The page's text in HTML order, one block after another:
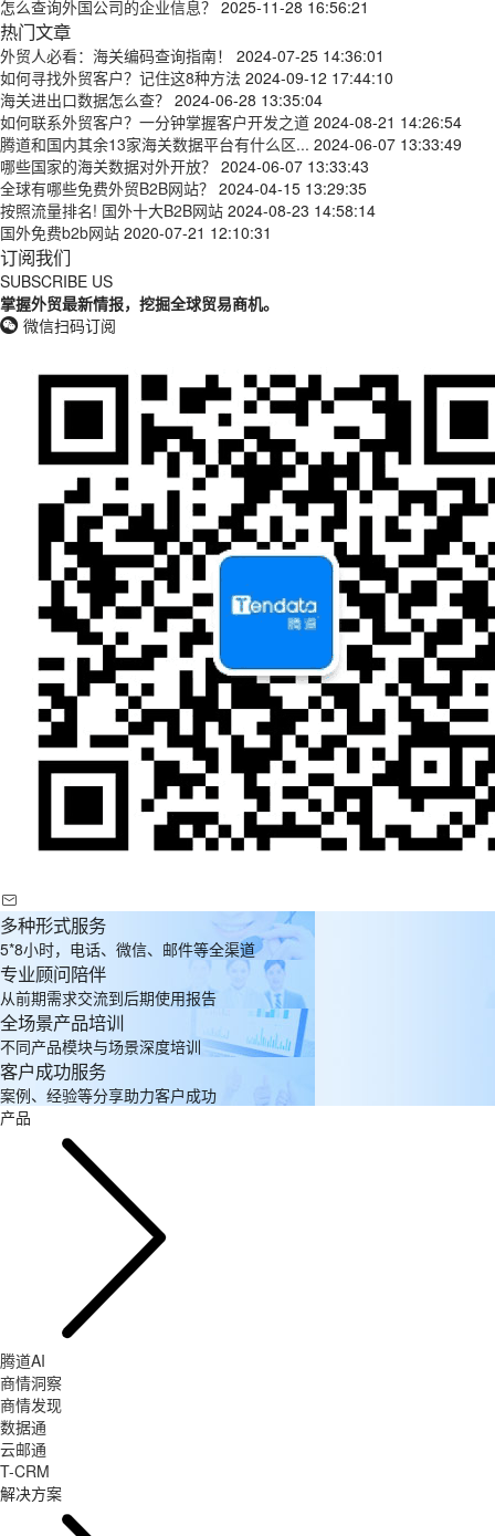
怎么查询外国公司的企业信息？ 2025-11-28 16:56:21
热门文章
外贸人必看：海关编码查询指南！
2024-07-25 14:36:01
如何寻找外贸客户？记住这8种方法 2024-09-12 17:44:10
海关进出口数据怎么查？ 2024-06-28 13:35:04
如何联系外贸客户？一分钟掌握客户开发之道 2024-08-21 14:26:54
腾道和国内其余13家海关数据平台有什么区... 2024-06-07 13:33:49
哪些国家的海关数据对外开放？ 2024-06-07 13:33:43
全球有哪些免费外贸B2B网站？ 2024-04-15 13:29:35
按照流量排名! 国外十大B2B网站 2024-08-23 14:58:14
国外免费b2b网站 2020-07-21 12:10:31
订阅我们
SUBSCRIBE US
掌握外贸最新情报，挖掘全球贸易商机。
微信扫码订阅
多种形式服务
5*8小时，电话、微信、邮件等全渠道
专业顾问陪伴
从前期需求交流到后期使用报告
全场景产品培训
不同产品模块与场景深度培训
客户成功服务
案例、经验等分享助力客户成功
产品
腾道AI
商情洞察
商情发现
数据通
云邮通
T-CRM
解决方案